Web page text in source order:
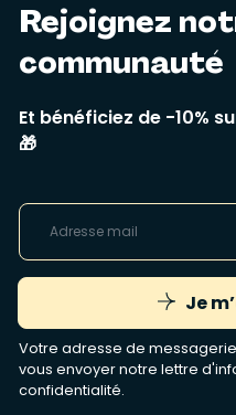
Rejoignez
communauté
Et bénéficiez de -10%
🎁
Je
Votre adresse de
vous envoyer notre lettre
confidentialité.